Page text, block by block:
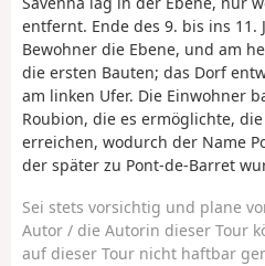
entfernt. Ende des 9. bis ins
Bewohner die Ebene, und am
die ersten Bauten; das Dorf
am linken Ufer. Die Einwohner
Roubion, die es ermöglichte,
erreichen, wodurch der Name
der später zu Pont-de-Barret
Sei stets vorsichtig und plane
Autor / die Autorin dieser Tour
auf dieser Tour nicht haftbar